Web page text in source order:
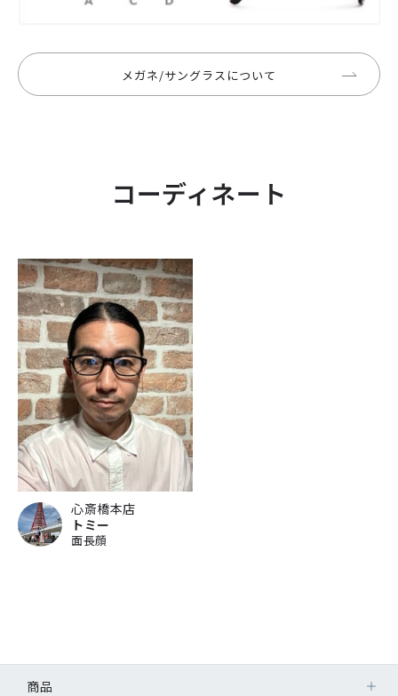
メガネ/サングラスについて
コーディネート
心斎橋本店
トミー
面長顔
商品